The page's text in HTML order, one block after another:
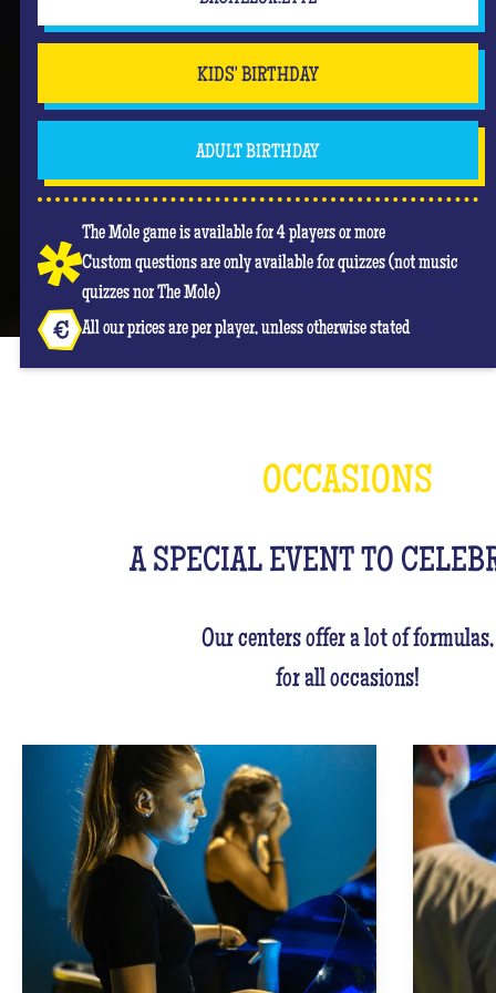
KIDS' BIRTHDAY
ADULT BIRTHDAY
The Mole game is available for 4 players or more
Custom questions are only available for quizzes (not music
quizzes nor The Mole)
All our prices are per player, unless otherwise stated
OCCASIONS
A SPECIAL EVENT TO
Our centers offer a lot of formulas,
for all occasions!